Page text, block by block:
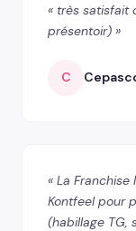
« très satisfait
présentoir) »
C
« La
Kontfeel pour
(habillage TG,